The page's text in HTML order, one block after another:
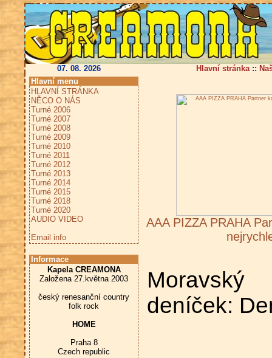
07. 08. 2026 Hlavní stránka::
Hlavní menu
HLAVNÍ STRÁNKA
NĚCO O NÁS
Turné 2006
Turné 2007
Turné 2008
Turné 2009
Turné 2010
Turné 2011
Turné 2012
Turné 2013
Turné 2014
Turné 2015
Turné 2018
Turné 2020
AUDIO VIDEO
Email info
Informace
Kapela CREAMONA
Založena 27.května 2003
český renesanční country
folk rock
HOME
Praha 8
Czech republic
AAA PIZZA PRAHA
Moravský
deníček: